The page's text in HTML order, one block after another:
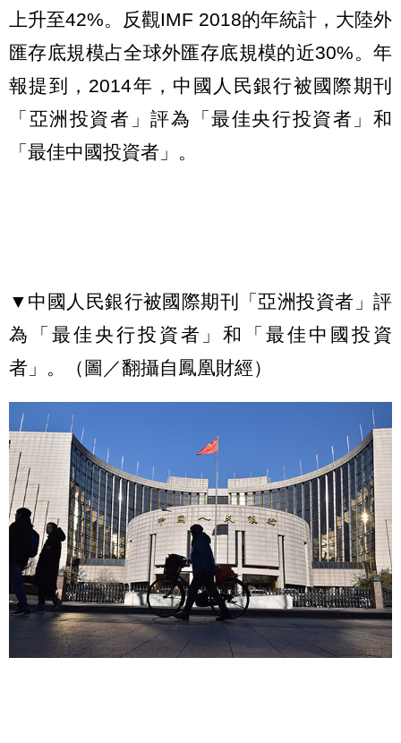
上升至42%。反觀IMF 2018的年統計，大陸外
匯存底規模占全球外匯存底規模的近30%。年
報提到，2014年，中國人民銀行被國際期刊
「亞洲投資者」評為「最佳央行投資者」和
「最佳中國投資者」。
▼中國人民銀行被國際期刊「亞洲投資者」評
為「最佳央行投資者」和「最佳中國投資
者」。（圖／翻攝自鳳凰財經）